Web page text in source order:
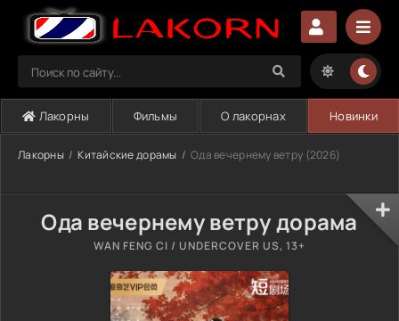
Лакорны Фильмы О лакорнах Новинки
Лакорны Китайские дорамы Ода вечернему ветру (2026)
Ода вечернему ветру дорама
WAN FENG CI / UNDERCOVER US, 13+